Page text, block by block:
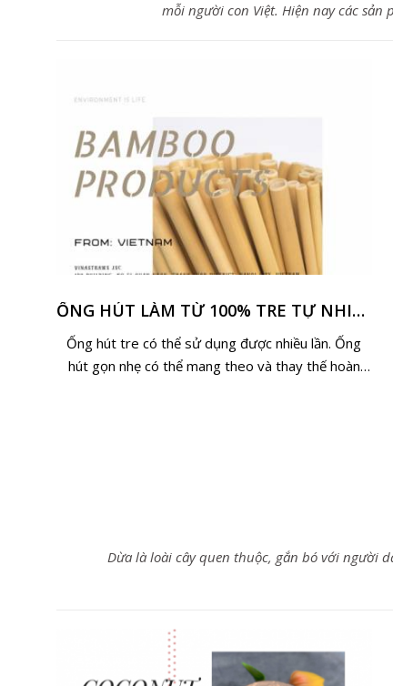
mỗi người con Việt. Hiện nay các
ỐNG HÚT LÀM TỪ 100% TRE TỰ NHIÊN VIỆT NAM TỪ VINASTRAWS
Ống hút tre có thể sử dụng được nhiều lần. Ống
hút gọn nhẹ có thể mang theo và thay thế hoàn
Dừa là loài cây quen thuộc, gắn bó với người